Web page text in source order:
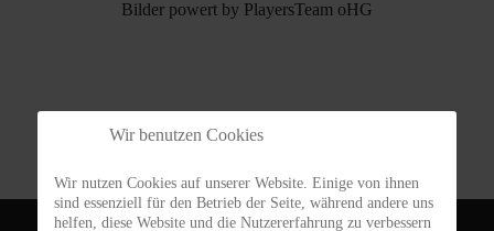
Bilder powert by PlayersTeam oHG
Wir benutzen Cookies
Wir nutzen Cookies auf unserer Website. Einige von ihnen
sind essenziell für den Betrieb der Seite, während andere uns
helfen, diese Website und die Nutzererfahrung zu verbessern